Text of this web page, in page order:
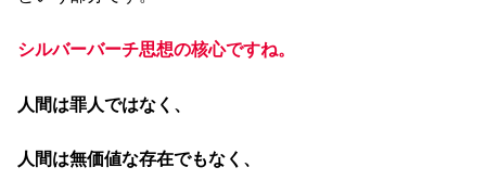
シルバーバーチ思想の核心ですね。
人間は罪人ではなく、
人間は無価値な存在でもなく、